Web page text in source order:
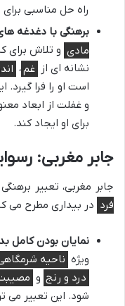
راه حل مناسبی
برهنگی با دغدغه
مادی و تلاش برای
نشانه ای از غم،
است او را فرا گیرد.
و غفلت از ابعاد
برای او ایجاد کند.
جابر مغربی:
جابر مغربی، تعبیر
فرد در بیداری مطرح می
نمایان بودن کامل
ویژه ناحیه
درد و رنج و
شود. این تعبیر می